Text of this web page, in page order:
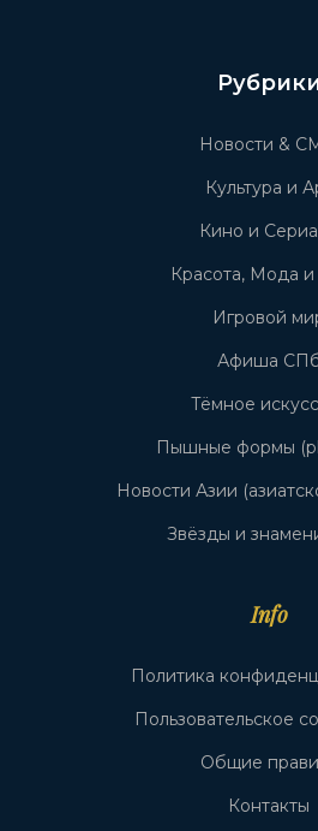
Новости &
Культура и
Кино и
Красота, Мода и
Игровой
Афиша
Тёмное
Пышные формы
Новости Азии
Звёзды и
Info
Политика
Пользовательское
Общие
Контакты